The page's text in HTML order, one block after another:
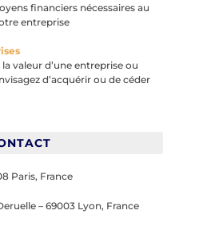
financiers nécessaires au
entreprise
valeur d’une entreprise ou
d’acquérir ou de céder
Paris, France
– 69003 Lyon, France